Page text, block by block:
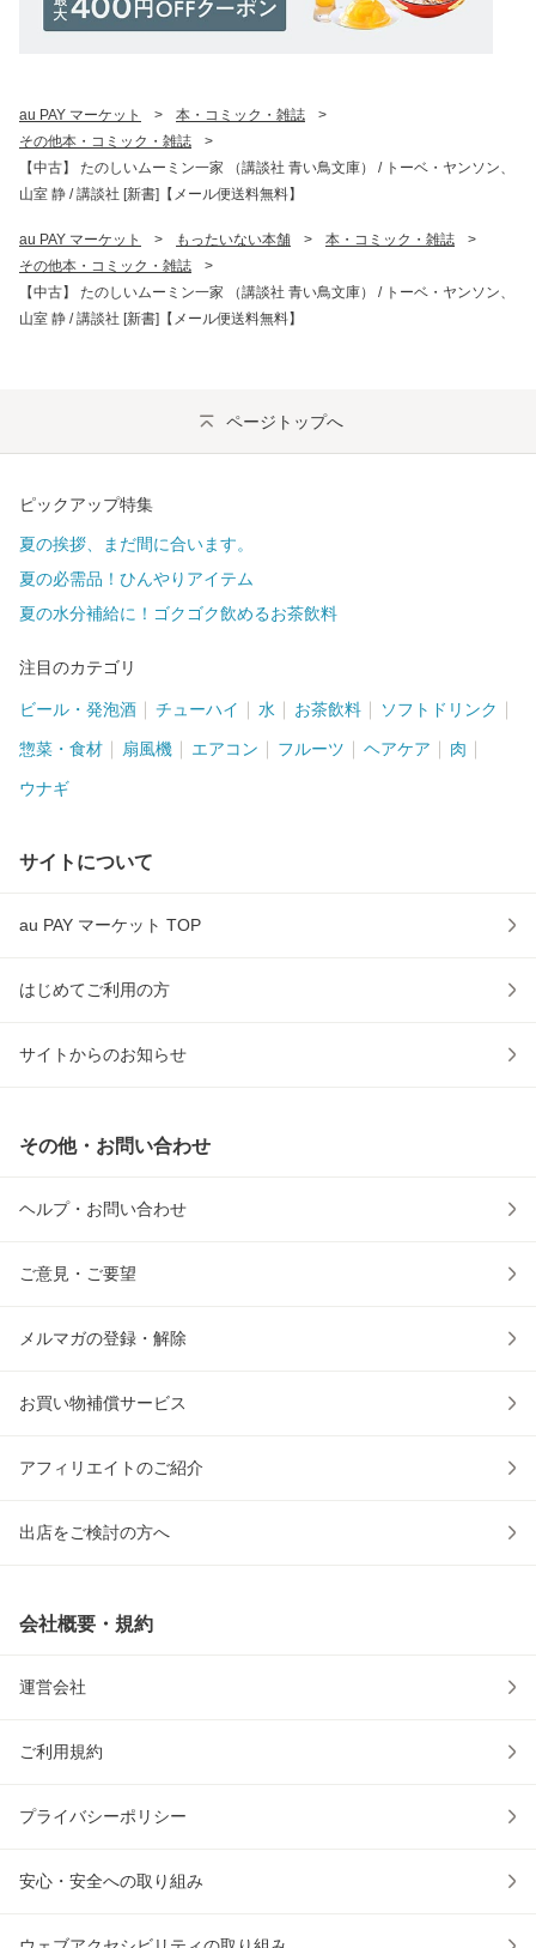
au PAY マーケット > 本・コミック・雑誌
>
その他本・コミック・雑誌
>
【中古】 たのしいムーミン一家 （講談社 青い鳥文庫） / トーベ・ヤンソン、
山室 静 / 講談社 [新書]【メール便送料無料】
au PAY マーケット > もったいない本舗 > 本・コミック・雑誌
>
その他本・コミック・雑誌
>
【中古】 たのしいムーミン一家 （講談社 青い鳥文庫） / トーベ・ヤンソン、
山室 静 / 講談社 [新書]【メール便送料無料】
ページトップへ
ピックアップ特集
夏の挨拶、まだ間に合います。
夏の必需品！ひんやりアイテム
夏の水分補給に！ゴクゴク飲めるお茶飲料
注目のカテゴリ
ビール・発泡酒 チューハイ 水 お茶飲料 ソフトドリンク
惣菜・食材 扇風機 エアコン フルーツ ヘアケア 肉
ウナギ
サイトについて
au PAY マーケット TOP
はじめてご利用の方
サイトからのお知らせ
その他・お問い合わせ
ヘルプ・お問い合わせ
ご意見・ご要望
メルマガの登録・解除
お買い物補償サービス
アフィリエイトのご紹介
出店をご検討の方へ
会社概要・規約
運営会社
ご利用規約
プライバシーポリシー
安心・安全への取り組み